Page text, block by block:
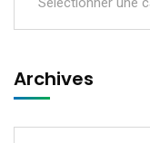
Archives